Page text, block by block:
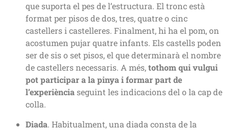
que suporta el pes de l’estructura. El tronc està
format per pisos de dos, tres, quatre o cinc
castellers i castelleres. Finalment, hi ha el pom, on
acostumen pujar quatre infants. Els castells poden
ser de sis o set pisos, el que determinarà el nombre
de castellers necessaris. A més,tothom qui vulgui
pot participar a la pinya i formar part de
l’experiènciaseguint les indicacions del o la cap de
colla.
Diada. Habitualment, una diada consta de la